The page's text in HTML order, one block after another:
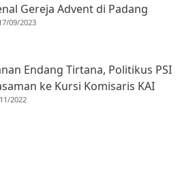
Gereja Advent di Padang
09/2023
Endang Tirtana, Politikus PSI
ke Kursi Komisaris KAI
2022